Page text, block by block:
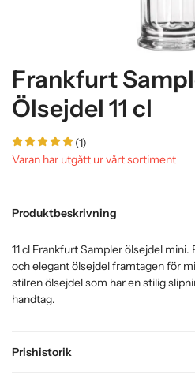
Frankfurt
Ölsejdel 11 cl
(1)
Varan har utgått ur vårt sortiment
Produktbeskrivning
Prishistorik
11 cl Frankfurt Sampler ölsejdel
och elegant ölsejdel framtagen för
stilren ölsejdel som har en stilig
handtag.